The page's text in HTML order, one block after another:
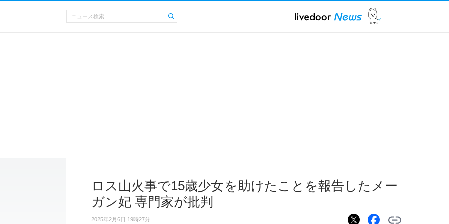
ロス山火事で15歳少女を助けたことを報告したメー
ガン妃 専門家が批判
2025年2月6日 19時27分